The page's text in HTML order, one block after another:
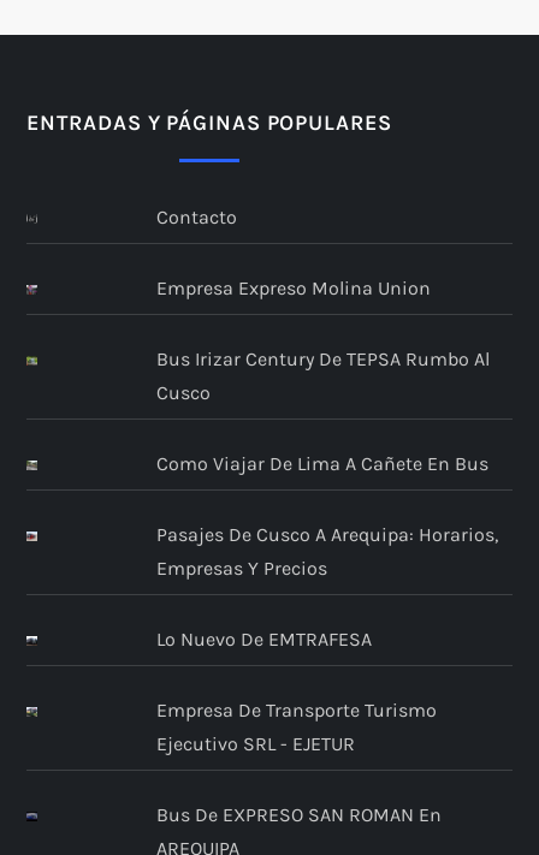
ENTRADAS Y PÁGINAS POPULARES
Contacto
Empresa Expreso Molina Union
Bus Irizar Century De TEPSA Rumbo Al
Cusco
Como Viajar De Lima A Cañete En Bus
Pasajes De Cusco A Arequipa: Horarios,
Empresas Y Precios
Lo Nuevo De EMTRAFESA
Empresa De Transporte Turismo
Ejecutivo SRL - EJETUR
Bus De EXPRESO SAN ROMAN En
AREQUIPA